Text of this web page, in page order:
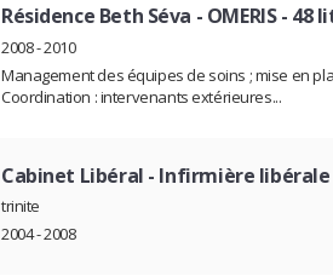
Résidence Beth Séva - OMERIS - 48
2008 - 2010
Management des équipes de soins ; mise en
Coordination : intervenants extérieures...
Cabinet Libéral - Infirmière libérale
trinite
2004 - 2008